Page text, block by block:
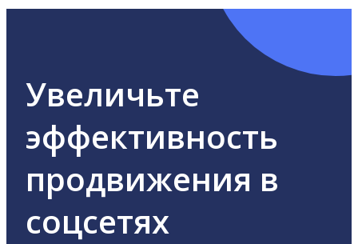
Увеличьте
эффективность
продвижения в
соцсетях